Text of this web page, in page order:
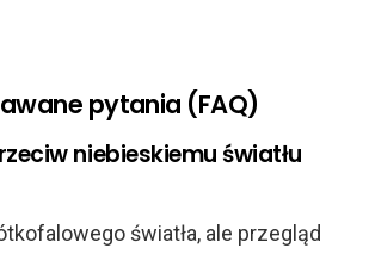
pytania (FAQ)
niebieskiemu światłu
światła, ale przegląd